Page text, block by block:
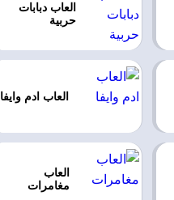
العاب دبابات
حربية
العاب ادم وايفا
العاب
مغامرات